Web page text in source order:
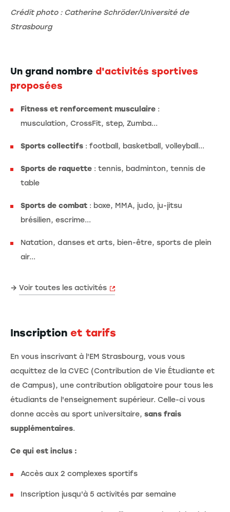
Crédit photo : Catherine Schröder/Université de
Strasbourg
Un grand nombre d'activités sportives
proposées
Fitness et renforcement musculaire :
musculation, CrossFit, step, Zumba...
Sports collectifs : football, basketball, volleyball...
Sports de raquette : tennis, badminton, tennis de
table
Sports de combat : boxe, MMA, judo, ju-jitsu
brésilien, escrime...
Natation, danses et arts, bien-être, sports de plein
air...
→ Voir toutes les activités
Inscription et tarifs
En vous inscrivant à l'EM Strasbourg, vous vous
acquittez de la CVEC (Contribution de Vie Étudiante et
de Campus), une contribution obligatoire pour tous les
étudiants de l'enseignement supérieur. Celle-ci vous
donne accès au sport universitaire, sans frais
supplémentaires.
Ce qui est inclus :
Accès aux 2 complexes sportifs
Inscription jusqu'à 5 activités par semaine